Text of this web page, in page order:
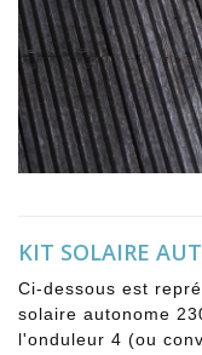
KIT SOLAIRE
Ci-dessous est
solaire autonome
l'onduleur 4 (ou